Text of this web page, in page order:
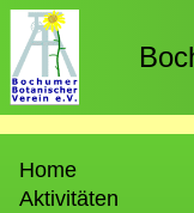
Direkt
zum
Inhalt
Home
Aktivitäten